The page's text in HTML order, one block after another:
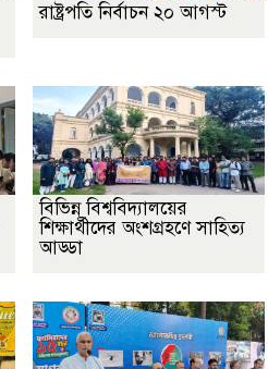
রাষ্ট্রপতি নির্বাচন ২০ আগস্ট
বিভিন্ন বিশ্ববিদ্যালয়ের
শিক্ষার্থীদের অংশগ্রহণে সাহিত্য
আড্ডা